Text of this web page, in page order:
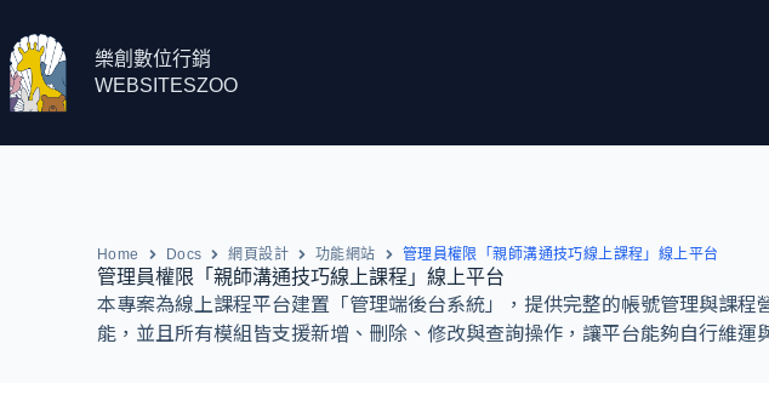
樂創數位行銷
WEBSITESZOO
Home Docs 網頁設計 功能網站 管理員權限「親師溝通技巧線上課程」線上平台
管理員權限「親師溝通技巧線上課程」線上平台
本專案為線上課程平台建置「管理端後台系統」，提供完整的帳號管理與課
能，並且所有模組皆支援新增、刪除、修改與查詢操作，讓平台能夠自行維運